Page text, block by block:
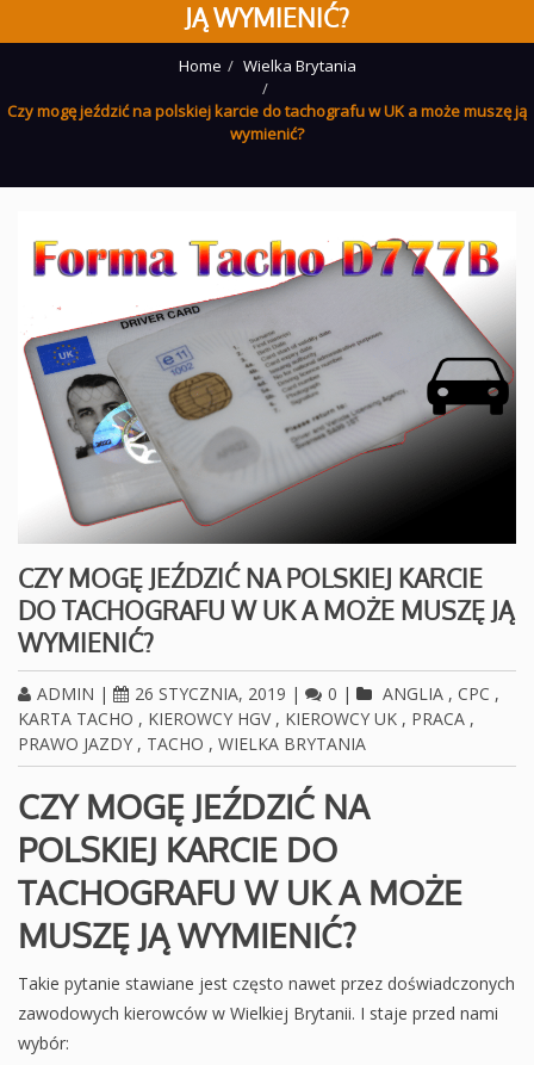
JĄ WYMIENIĆ?
Home Wielka Brytania
Czy mogę jeździć na polskiej karcie do tachografu w UK a może muszę ją
wymienić?
CZY MOGĘ JEŹDZIĆ NA POLSKIEJ KARCIE
DO TACHOGRAFU W UK A MOŻE MUSZĘ JĄ
WYMIENIĆ?
ADMIN | 26 STYCZNIA, 2019 | 0 | ANGLIA , CPC ,
KARTA TACHO , KIEROWCY HGV, KIEROWCY UK , PRACA ,
PRAWO JAZDY , TACHO , WIELKA BRYTANIA
CZY MOGĘ JEŹDZIĆ NA
POLSKIEJ KARCIE DO
TACHOGRAFU W UK A MOŻE
MUSZĘ JĄ WYMIENIĆ?
Takie pytanie stawiane jest często nawet przez doświadczonych
zawodowych kierowców w Wielkiej Brytanii. I staje przed nami
wybór: